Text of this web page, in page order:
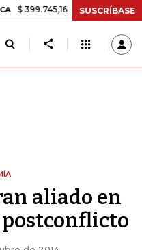
+$ 2.295,71 +0,58%
SUSCRÍBASE
aliado en